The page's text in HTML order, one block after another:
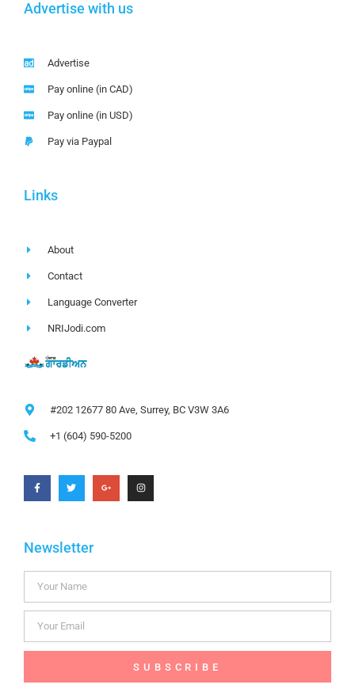
Advertise with us
Advertise
Pay online (in CAD)
Pay online (in USD)
Pay via Paypal
Links
About
Contact
Language Converter
NRIJodi.com
#202 12677 80 Ave, Surrey, BC V3W 3A6
+1 (604) 590-5200
Newsletter
SUBSCRIBE